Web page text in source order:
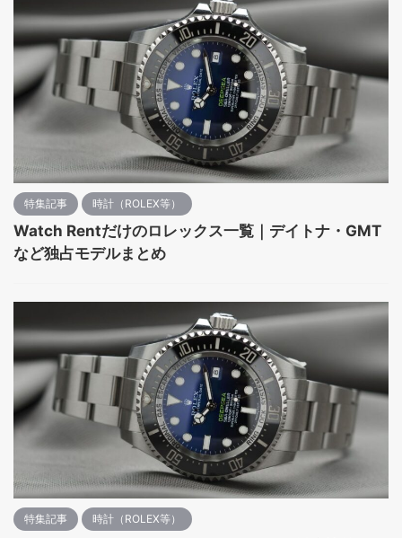
特集記事 時計（ROLEX等）
Watch Rentだけのロレックス一覧｜デイトナ・GMT
など独占モデルまとめ
特集記事 時計（ROLEX等）